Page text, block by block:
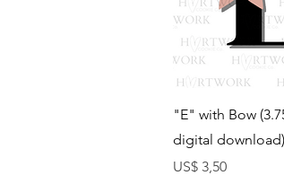
"E" with Bow
digital download)
Preço
US$ 3,50